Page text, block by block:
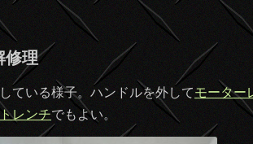
修理
ている様子。ハンドルを外してモーター
レンチでもよい。